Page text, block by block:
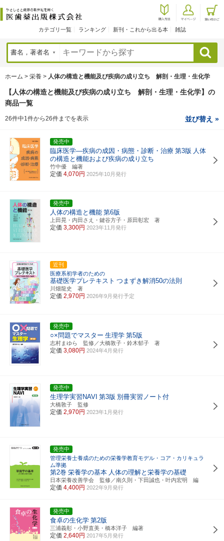
カテゴリ一覧 ランキング 新刊・これから出る本 雑誌
検索
ホーム > 栄養 > 人体の構造と機能及び疾病の成り立ち 解剖・生理・生化学
【人体の構造と機能及び疾病の成り立ち 解剖・生理・生化学】の
商品一覧
26件中1件から26件までを表示 並び替え »
発売中
臨床医学―疾病の成因・病態・診断・治療 第3版 人体
の構造と機能および疾病の成り立ち
竹中優 編著
定価 4,070円 2025年10月発行
発売中
人体の構造と機能 第6版
上田晃・内田さえ・鍵谷方子・原田彰宏 著
定価 3,300円 2023年11月発行
近刊
医療系初学者のための
基礎医学プレテキスト つまずき解消50の法則
川畑龍史 著
定価 2,970円 2026年9月発行予定
発売中
○×問題でマスター 生理学 第5版
志村まゆら 監修／大橋敦子・鈴木郁子 著
定価 3,080円 2024年4月発行
発売中
生理学実習NAVI 第3版 別冊実習ノート付
大橋敦子 監修
定価 2,970円 2023年1月発行
発売中
管理栄養士養成のための栄養学教育モデル・コア・カリキュラ
ム準拠
第2巻 栄養学の基本 人体の理解と栄養学の基礎
日本栄養改善学会 監修／南久則・下田誠也・叶内宏明 編
定価 4,400円 2022年9月発行
発売中
食卓の生化学 第2版
三浦義彰・小野直美・橋本洋子 編著
定価 2,640円 2017年5月発行